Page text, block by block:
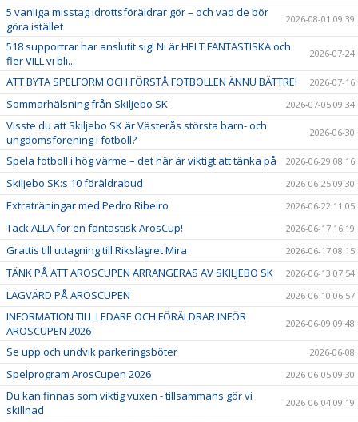
5 vanliga misstag idrottsföräldrar gör – och vad de bör
göra istället
2026-08-01 09:39
518 supportrar har anslutit sig! Ni är HELT FANTASTISKA och
fler VILL vi bli...
2026-07-24
ATT BYTA SPELFORM OCH FÖRSTÅ FOTBOLLEN ÄNNU BÄTTRE! 2026-07-16
Sommarhälsning från Skiljebo SK 2026-07-05 09:34
Visste du att Skiljebo SK är Västerås största barn- och
ungdomsförening i fotboll?
2026-06-30
Spela fotboll i hög värme – det här är viktigt att tänka på 2026-06-29 08:16
Skiljebo SK:s 10 föräldrabud 2026-06-25 09:30
Extraträningar med Pedro Ribeiro 2026-06-22 11:05
Tack ALLA för en fantastisk ArosCup! 2026-06-17 16:19
Grattis till uttagning till Rikslägret Mira 2026-06-17 08:15
TÄNK PÅ ATT AROSCUPEN ARRANGERAS AV SKILJEBO SK 2026-06-13 07:54
LAGVÄRD PÅ AROSCUPEN 2026-06-10 06:57
INFORMATION TILL LEDARE OCH FÖRÄLDRAR INFÖR
AROSCUPEN 2026
2026-06-09 09:48
Se upp och undvik parkeringsböter 2026-06-08
Spelprogram ArosCupen 2026 2026-06-05 09:30
Du kan finnas som viktig vuxen - tillsammans gör vi
skillnad
2026-06-04 09:19